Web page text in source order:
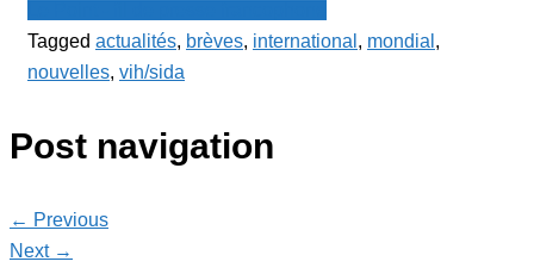
Tagged actualités, brèves, international , mondial ,
nouvelles, vih/sida
Post navigation
← Previous
Next →